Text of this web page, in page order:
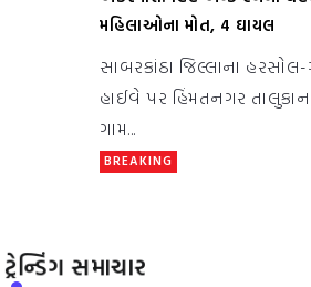
મહિલાઓના મોત, 4 ઘાયલ
સાબરકાંઠા જિલ્લાના
હાઈવે પર હિંમતનગર
ગામ...
BREAKING
ટ્રેન્ડિંગ સમાચાર